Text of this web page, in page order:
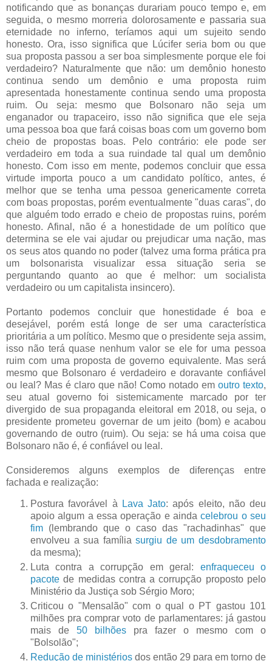
notificando que as bonanças durariam pouco tempo e, em
seguida, o mesmo morreria dolorosamente e passaria sua
eternidade no inferno, teríamos aqui um sujeito sendo
honesto. Ora, isso significa que Lúcifer seria bom ou que
sua proposta passou a ser boa simplesmente porque ele foi
verdadeiro? Naturalmente que não: um demônio honesto
continua sendo um demônio e uma proposta ruim
apresentada honestamente continua sendo uma proposta
ruim. Ou seja: mesmo que Bolsonaro não seja um
enganador ou trapaceiro, isso não significa que ele seja
uma pessoa boa que fará coisas boas com um governo bom
cheio de propostas boas. Pelo contrário: ele pode ser
verdadeiro em toda a sua ruindade tal qual um demônio
honesto. Com isso em mente, podemos concluir que essa
virtude importa pouco a um candidato político, antes, é
melhor que se tenha uma pessoa genericamente correta
com boas propostas, porém eventualmente "duas caras", do
que alguém todo errado e cheio de propostas ruins, porém
honesto. Afinal, não é a honestidade de um político que
determina se ele vai ajudar ou prejudicar uma nação, mas
os seus atos quando no poder (talvez uma forma prática pra
um bolsonarista visualizar essa situação seria se
perguntando quanto ao que é melhor: um socialista
verdadeiro ou um capitalista insincero).
Portanto podemos concluir que honestidade é boa e
desejável, porém está longe de ser uma característica
prioritária a um político. Mesmo que o presidente seja assim,
isso não terá quase nenhum valor se ele for uma pessoa
ruim com uma proposta de governo equivalente. Mas será
mesmo que Bolsonaro é verdadeiro e doravante confiável
ou leal? Mas é claro que não! Como notado em outro texto,
seu atual governo foi sistemicamente marcado por ter
divergido de sua propaganda eleitoral em 2018, ou seja, o
presidente prometeu governar de um jeito (bom) e acabou
governando de outro (ruim). Ou seja: se há uma coisa que
Bolsonaro não é, é confiável ou leal.
Consideremos alguns exemplos de diferenças entre
fachada e realização:
Postura favorável à Lava Jato: após eleito, não deu
apoio algum a essa operação e aindacelebrou o seu
fim (lembrando que o caso das "rachadinhas" que
envolveu a sua famíliasurgiu de um desdobramento
da mesma);
Luta contra a corrupção em geral: enfraqueceu o
pacote de medidas contra a corrupção proposto pelo
Ministério da Justiça sob Sérgio Moro;
Criticou o "Mensalão" com o qual o PT gastou 101
milhões pra comprar voto de parlamentares: já gastou
mais de 50 bilhões pra fazer o mesmo com o
"Bolsolão";
Redução de ministérios dos então 29 para em torno de